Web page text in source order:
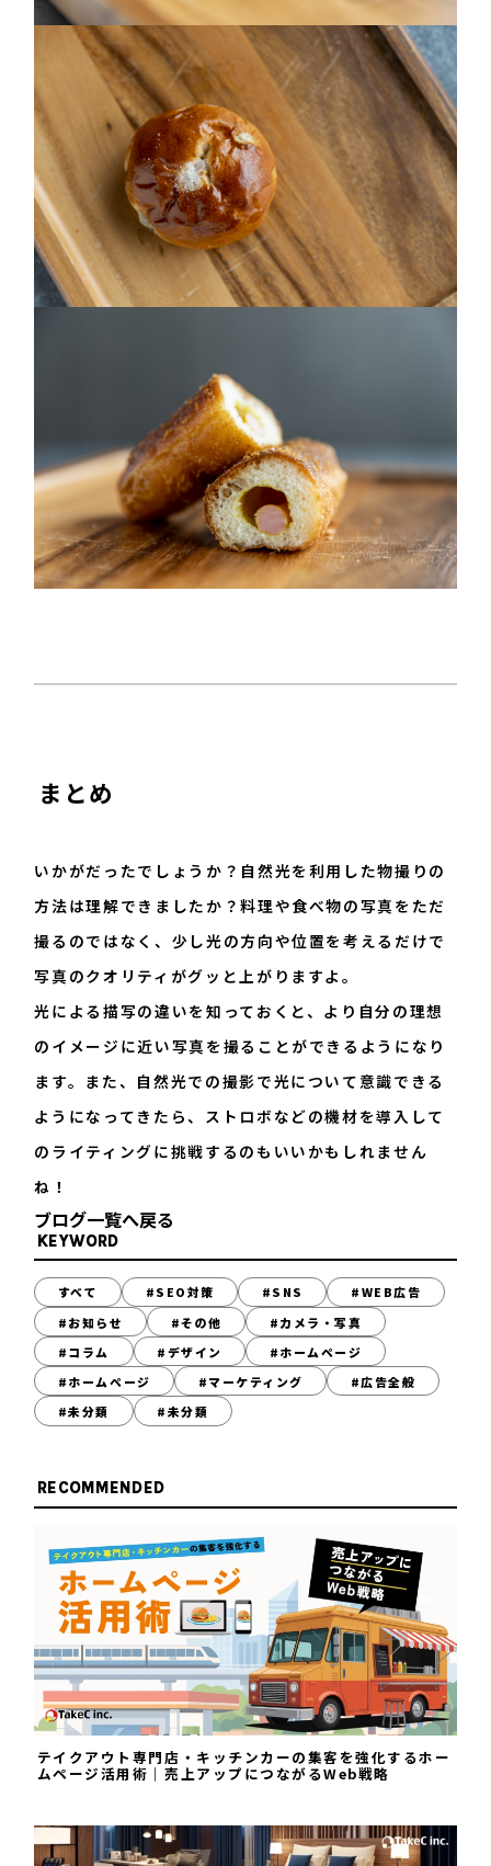
まとめ
いかがだったでしょうか？自然光を利用した物撮りの
方法は理解できましたか？料理や食べ物の写真をただ
撮るのではなく、少し光の方向や位置を考えるだけで
写真のクオリティがグッと上がりますよ。
光による描写の違いを知っておくと、より自分の理想
のイメージに近い写真を撮ることができるようになり
ます。また、自然光での撮影で光について意識できる
ようになってきたら、ストロボなどの機材を導入して
のライティングに挑戦するのもいいかもしれません
ね！
ブログ一覧へ戻る
KEYWORD
すべて #SEO対策 #SNS
#WEB広告
#お知らせ
#その他
#カメラ・写真
#コラム
#デザイン
#ホームページ
#ホームページ
#マーケティング
#広告全般
#未分類
#未分類
RECOMMENDED
テイクアウト専門店・キッチンカーの集客を強化するホー
ムページ活用術｜売上アップにつながるWeb戦略